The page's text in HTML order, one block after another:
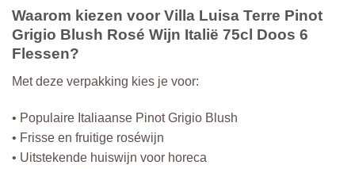
Waarom kiezen voor Villa Luisa Terre Pinot
Grigio Blush Rosé Wijn Italië 75cl Doos 6
Flessen?
Met deze verpakking kies je voor:
• Populaire Italiaanse Pinot Grigio Blush
• Frisse en fruitige roséwijn
• Uitstekende huiswijn voor horeca